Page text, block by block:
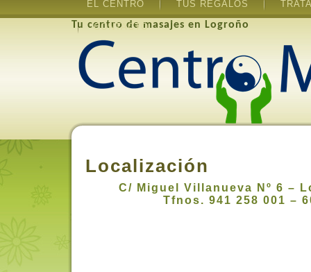
EL CENTRO TUS REGALOS
CONTACTO
Tu centro de masajes en Logroño
Localización
C/ Miguel Villanueva Nº 6 –
Tfnos. 941 258 001 –